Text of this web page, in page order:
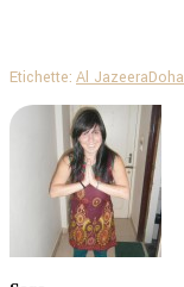
Etichette: Al JazeeraDoha